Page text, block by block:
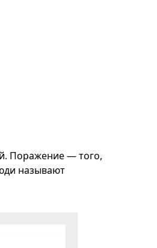
Поражение — того,
называют